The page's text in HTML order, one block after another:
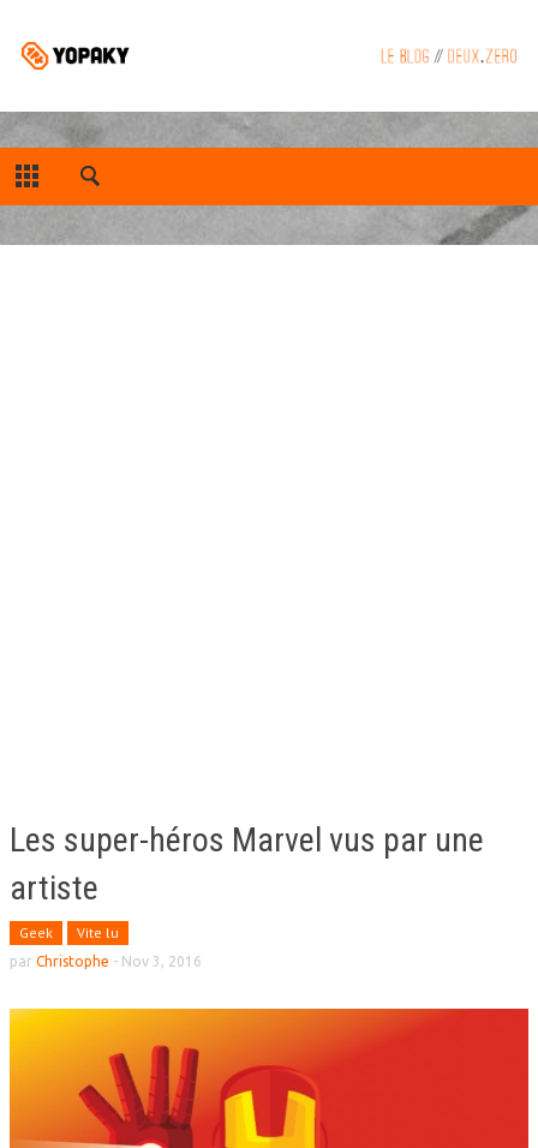
Les super-héros Marvel vus par une
artiste
Geek Vite lu
par Christophe - Nov 3, 2016